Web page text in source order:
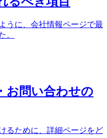
うに、会社情報ページで最
。
お問い合わせの
るために、詳細ページをど